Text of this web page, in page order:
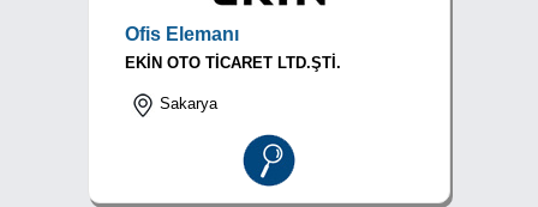
Ofis Elemanı
EKİN OTO TİCARET LTD.ŞTİ.
Sakarya